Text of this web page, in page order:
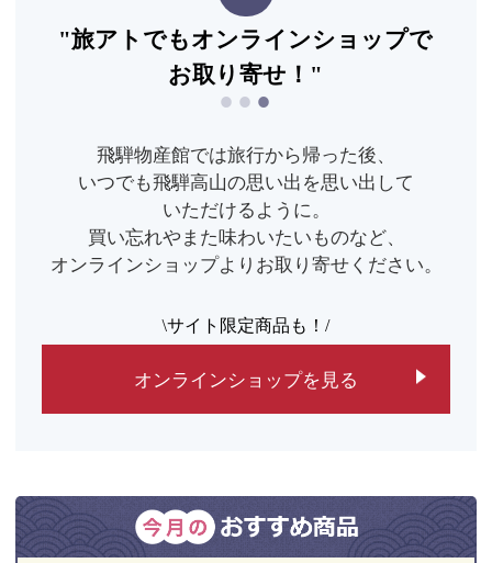
"旅アトでもオンラインショップで
お取り寄せ！"
飛騨物産館では旅行から帰った後、
いつでも飛騨高山の思い出を思い出して
いただけるように。
買い忘れやまた味わいたいものなど、
オンラインショップよりお取り寄せください。
/サイト限定商品も！/
オンラインショップを見る